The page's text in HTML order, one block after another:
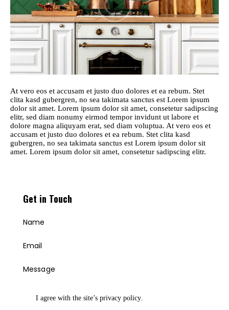
At vero eos et accusam et justo duo dolores et ea rebum. Stet
clita kasd gubergren, no sea takimata sanctus est Lorem ipsum
dolor sit amet. Lorem ipsum dolor sit amet, consetetur sadipscing
elitr, sed diam nonumy eirmod tempor invidunt ut labore et
dolore magna aliquyam erat, sed diam voluptua. At vero eos et
accusam et justo duo dolores et ea rebum. Stet clita kasd
gubergren, no sea takimata sanctus est Lorem ipsum dolor sit
amet. Lorem ipsum dolor sit amet, consetetur sadipscing elitr.
Get in Touch
I agree with the site’sprivacy policy